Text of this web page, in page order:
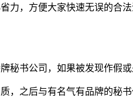
力，方便大家快速无误的合
书公司，如果被发现作假
，之后与有名气有品牌的秘